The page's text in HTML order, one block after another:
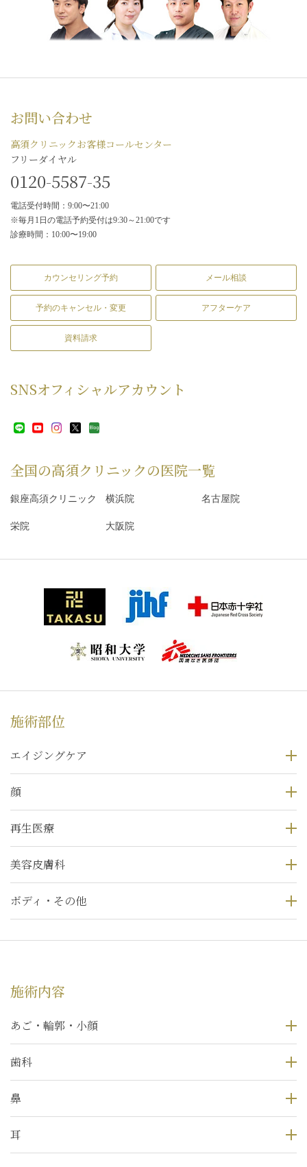
お問い合わせ
高須クリニックお客様コールセンター
フリーダイヤル
0120-5587-35
電話受付時間：9:00〜21:00
※毎月1日の電話予約受付は9:30～21:00です
診療時間：10:00〜19:00
カウンセリング予約 メール相談
予約のキャンセル・変更 アフターケア
資料請求
SNSオフィシャルアカウント
全国の高須クリニックの医院一覧
銀座高須クリニック 横浜院 名古屋院
栄院 大阪院
施術部位
エイジングケア
顔
再生医療
美容皮膚科
ボディ・その他
施術内容
あご・輪郭・小顔
歯科
鼻
耳